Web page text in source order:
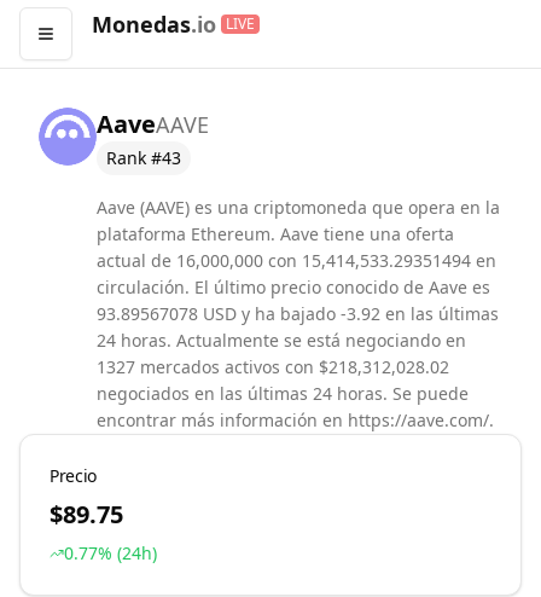
Abrir menú
Monedas.io LIVE
AaveAAVE
Rank #43
Aave (AAVE) es una criptomoneda que opera en la
plataforma Ethereum. Aave tiene una oferta
actual de 16,000,000 con 15,414,533.29351494 en
circulación. El último precio conocido de Aave es
93.89567078 USD y ha bajado -3.92 en las últimas
24 horas. Actualmente se está negociando en
1327 mercados activos con $218,312,028.02
negociados en las últimas 24 horas. Se puede
encontrar más información en https://aave.com/.
Precio
$89.75
0.77% (24h)